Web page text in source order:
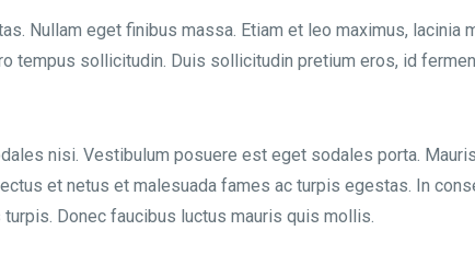
Nullam eget finibus massa. Etiam et leo maximus, lacinia
tempus sollicitudin. Duis sollicitudin pretium eros, id
nisi. Vestibulum posuere est eget sodales porta.
et netus et malesuada fames ac turpis egestas. In
Donec faucibus luctus mauris quis mollis.